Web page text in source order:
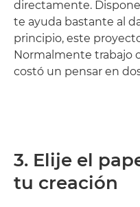
directamente.
te ayuda bastante al
principio, este
Normalmente trabajo
costó un pensar en
3. Elije el
tu creación